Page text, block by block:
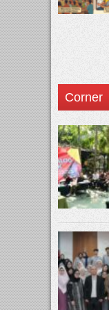
Corner